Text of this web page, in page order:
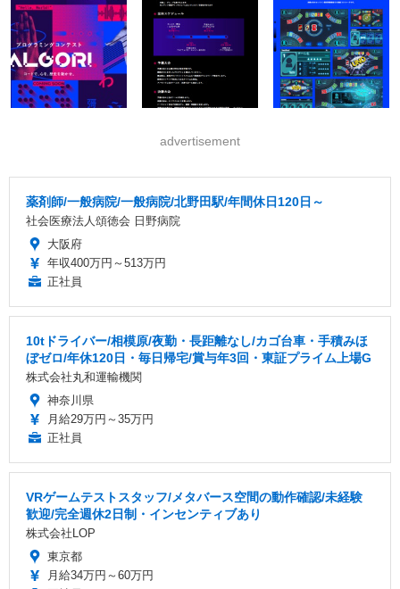
advertisement
薬剤師/一般病院/一般病院/北野田駅/年間休日120日～
社会医療法人頌徳会 日野病院
大阪府
年収400万円～513万円
正社員
10tドライバー/相模原/夜勤・長距離なし/カゴ台車・手積みほ
ぼゼロ/年休120日・毎日帰宅/賞与年3回・東証プライム上場G
株式会社丸和運輸機関
神奈川県
月給29万円～35万円
正社員
VRゲームテストスタッフ/メタバース空間の動作確認/未経験
歓迎/完全週休2日制・インセンティブあり
株式会社LOP
東京都
月給34万円～60万円